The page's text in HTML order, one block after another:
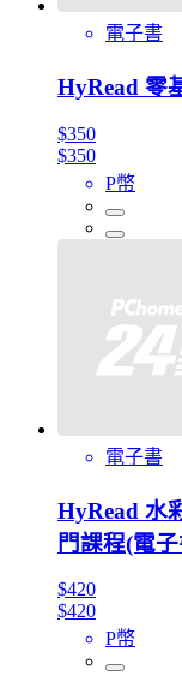
電子書
HyRead 零
$350
$350
P幣
電子書
HyRead 水
門課程(電
$420
$420
P幣